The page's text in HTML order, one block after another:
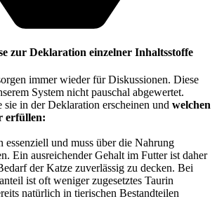
zur Deklaration einzelner Inhaltsstoffe
immer wieder für Diskussionen. Diese
System nicht pauschal abgewertet.
sie in der Deklaration erscheinen und welchen
erfüllen:
essenziell und muss über die Nahrung
Ein ausreichender Gehalt im Futter ist daher
der Katze zuverlässig zu decken. Bei
ist oft weniger zugesetztes Taurin
natürlich in tierischen Bestandteilen